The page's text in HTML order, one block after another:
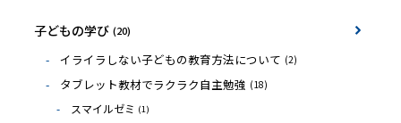
子どもの学び (20)
イライラしない子どもの教育方法について (2)
タブレット教材でラクラク自主勉強 (18)
スマイルゼミ (1)